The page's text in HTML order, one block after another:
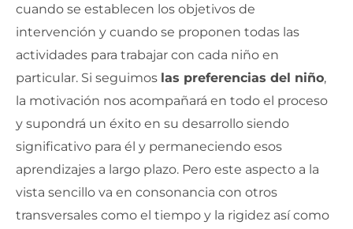
cuando se establecen los objetivos de
intervención y cuando se proponen todas las
actividades para trabajar con cada niño en
particular. Si seguimos las preferencias del niño,
la motivación nos acompañará en todo el proceso
y supondrá un éxito en su desarrollo siendo
significativo para él y permaneciendo esos
aprendizajes a largo plazo. Pero este aspecto a la
vista sencillo va en consonancia con otros
transversales como el tiempo y la rigidez así como